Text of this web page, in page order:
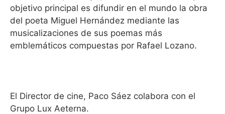
objetivo principal es difundir en el mundo la obra
del poeta Miguel Hernández mediante las
musicalizaciones de sus poemas más
emblemáticos compuestas por Rafael Lozano.
El Director de cine, Paco Sáez colabora con el
Grupo Lux Aeterna.